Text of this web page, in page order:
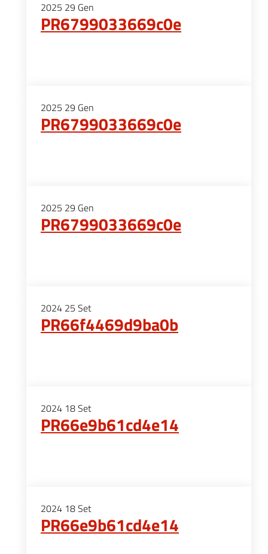
2025 29 Gen
PR6799033669c0e
2025 29 Gen
PR6799033669c0e
2025 29 Gen
PR6799033669c0e
2024 25 Set
PR66f4469d9ba0b
2024 18Set
PR66e9b61cd4e14
2024 18Set
PR66e9b61cd4e14